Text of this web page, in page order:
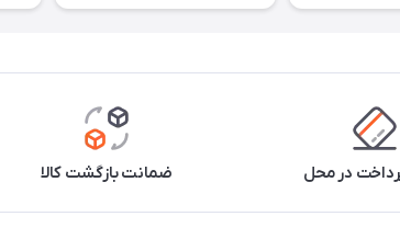
در محل ضمانت بازگشت کالا